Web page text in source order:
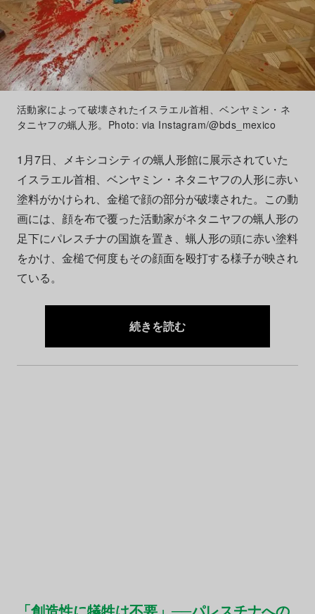
活動家によって破壊されたイスラエル首相、ベンヤミン・ネ
タニヤフの蝋人形。Photo: via Instagram/@bds_mexico
1月7日、メキシコシティの蝋人形館に展示されていた
イスラエル首相、ベンヤミン・ネタニヤフの人形に赤い
塗料がかけられ、金槌で顔の部分が破壊された。この動
画には、顔を布で覆った活動家がネタニヤフの蝋人形の
足下にパレスチナの国旗を置き、蝋人形の頭に赤い塗料
をかけ、金槌で何度もその顔面を殴打する様子が映され
ている。
続きを読む
「創造性に犠牲は不要」──パレスチナへの